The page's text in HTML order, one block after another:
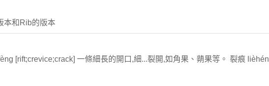
本和Rib的版本
[rift;crevice;crack] 一條細長的開口,細...裂開,如角果、蒴果等。 裂痕 lièhén